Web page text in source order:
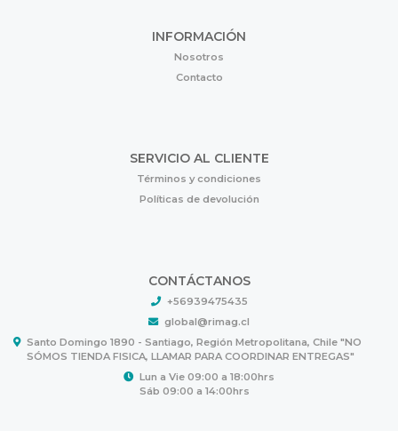
INFORMACIÓN
Nosotros
Contacto
SERVICIO AL CLIENTE
Términos y condiciones
Políticas de devolución
CONTÁCTANOS
+56939475435
global@rimag.cl
Santo Domingo 1890 - Santiago, Región Metropolitana, Chile "NO
SÓMOS TIENDA FISICA, LLAMAR PARA COORDINAR ENTREGAS"
Lun a Vie 09:00 a 18:00hrs
Sáb 09:00 a 14:00hrs